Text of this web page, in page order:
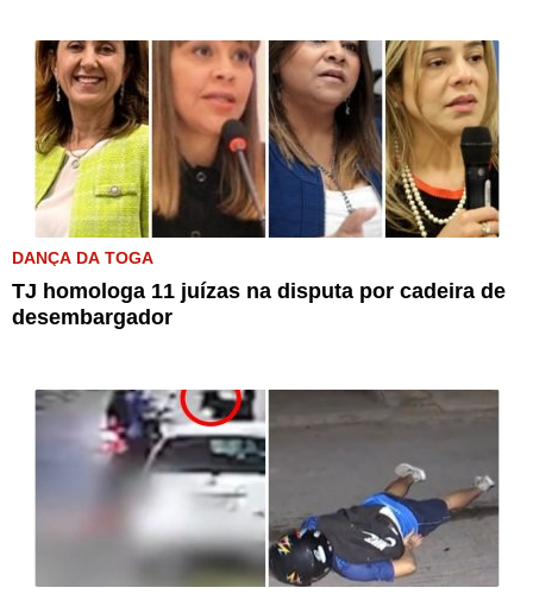
DANÇA DA TOGA
TJ homologa 11 juízas na disputa por cadeira de
desembargador